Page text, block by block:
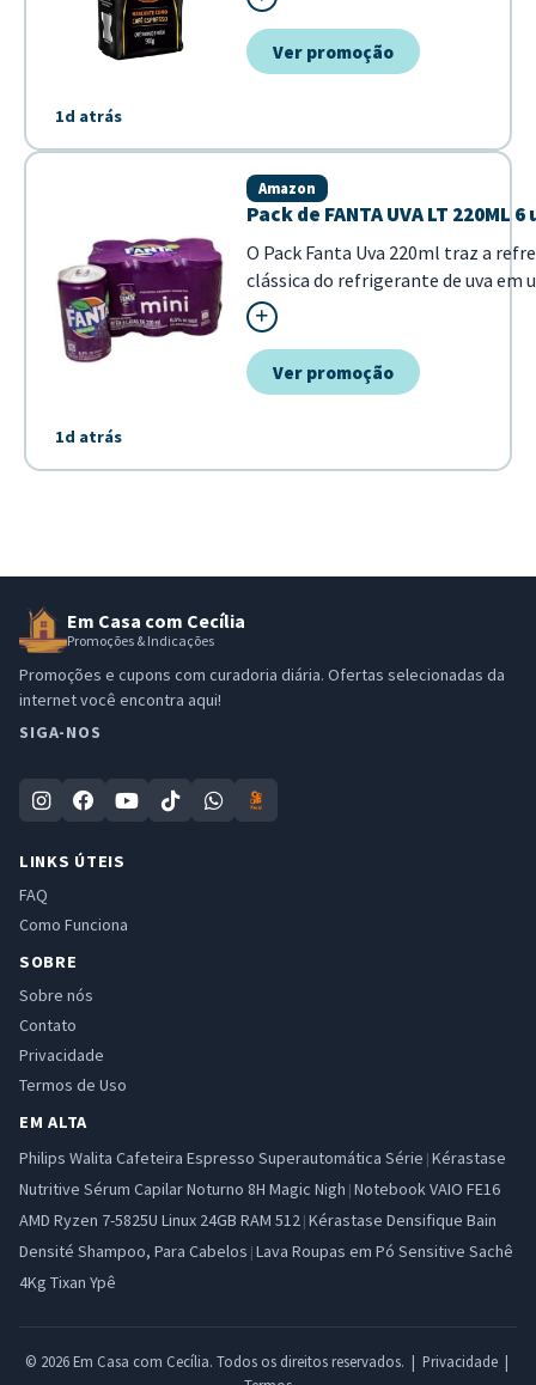
1d atrás
marcante, inspirado na
Ver promoção
1d atrás
Pack de FANTA UVA LT 220ML
Amazon
O Pack Fanta Uva 220ml traz a
clássica do refrigerante de uva em
formato prático e ideal para o
individual. Composto por 6
é perfeito para compor lanches,
para ter sempre à mão em casa. -
Ver promoção
Em Casa com Cecília
Promoções & Indicações
Promoções e cupons com curadoria diária. Ofertas selecionadas da
internet você encontra aqui!
SIGA-NOS
LINKS ÚTEIS
FAQ
Como Funciona
SOBRE
Sobre nós
Contato
Privacidade
Termos de Uso
EM ALTA
Philips Walita Cafeteira Espresso Superautomática Série | Kérastase
Nutritive Sérum Capilar Noturno 8H Magic Nigh | Notebook VAIO FE16
AMD Ryzen 7-5825U Linux 24GB RAM 512 | Kérastase Densifique Bain
Densité Shampoo, Para Cabelos | Lava Roupas em Pó Sensitive Sachê
4Kg Tixan Ypê
© 2026 Em Casa com Cecília. Todos os direitos reservados. | Privacidade|